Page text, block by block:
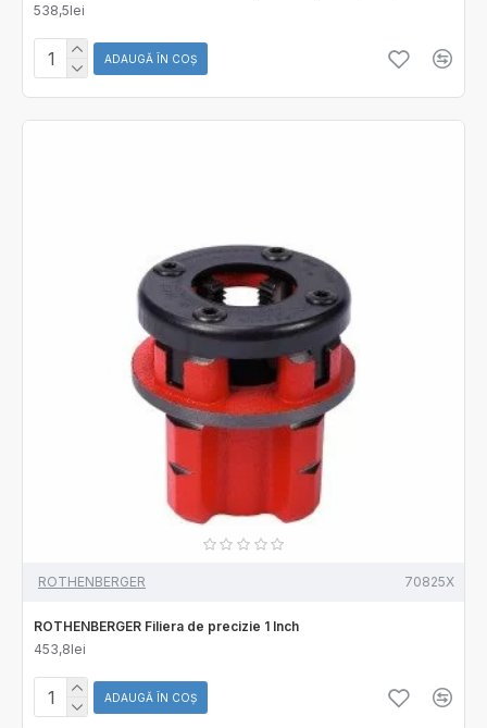
538,5lei
ADAUGĂ ÎN COŞ
ROTHENBERGER 70825X
ROTHENBERGER Filiera de precizie 1 Inch
453,8lei
ADAUGĂ ÎN COŞ